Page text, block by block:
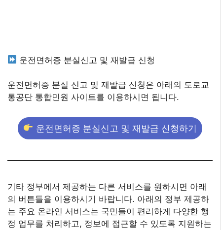
운전면허증 분실신고 및 재발급 신청
운전면허증 분실 신고 및 재발급 신청은 아래의 도로교
통공단 통합민원 사이트를 이용하시면 됩니다.
운전면허증 분실신고 및 재발급 신청하기
기타 정부에서 제공하는 다른 서비스를 원하시면 아래
의 버튼들을 이용하시기 바랍니다. 아래의 정부 제공하
는 주요 온라인 서비스는 국민들이 편리하게 다양한 행
정 업무를 처리하고, 정보에 접근할 수 있도록 지원하는